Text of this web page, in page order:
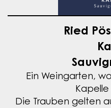
Ried
Ein Weingarten,
Die Trauben gelten